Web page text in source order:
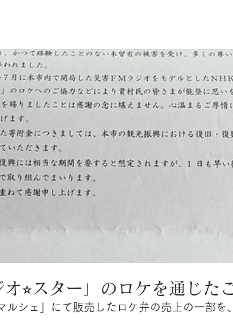
⭐︎スター」のロケを通じた
ルシェ」にて販売したロケ弁の売上の一部を